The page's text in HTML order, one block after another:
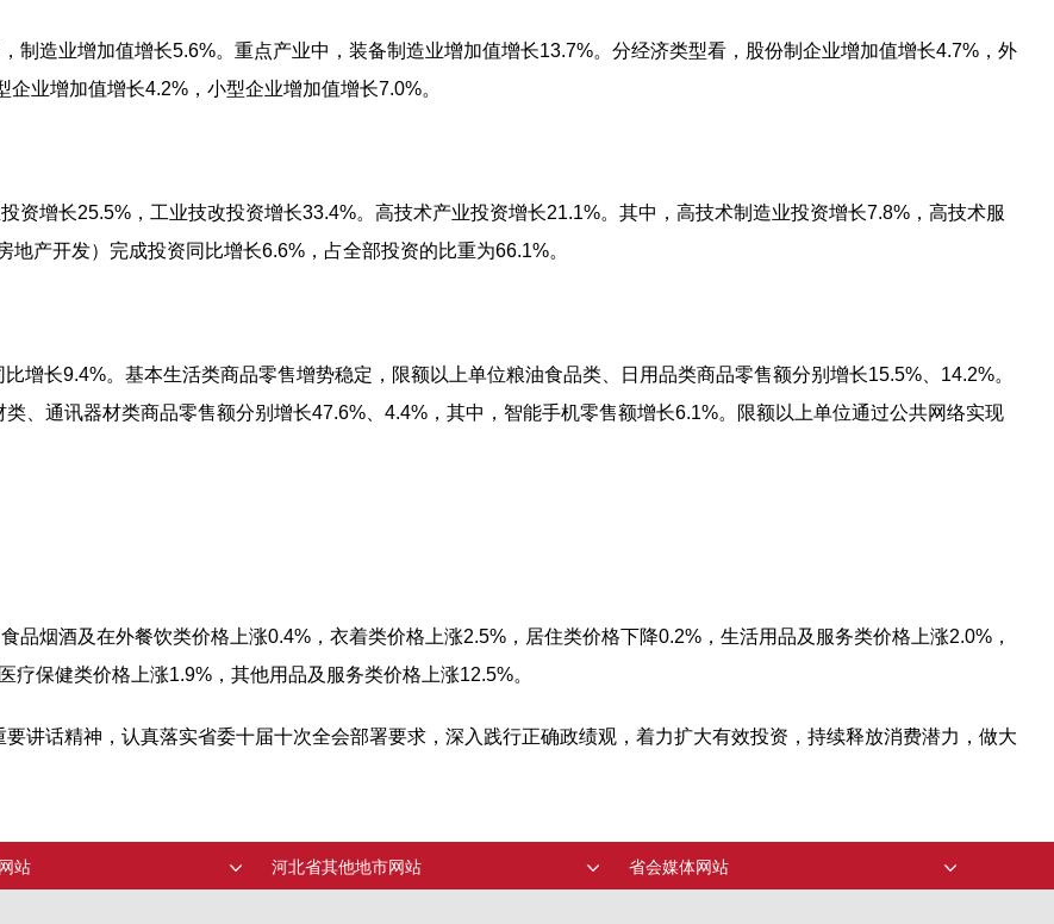
制造业增加值增长5.6%。重点产业中，装备制造业增加值增长13.7%。分经济类型看，股份制企业增加值增长4.7%，外
业增加值增长4.2%，小型企业增加值增长7.0%。
资增长25.5%，工业技改投资增长33.4%。高技术产业投资增长21.1%。其中，高技术制造业投资增长7.8%，高技术服
产开发）完成投资同比增长6.6%，占全部投资的比重为66.1%。
增长9.4%。基本生活类商品零售增势稳定，限额以上单位粮油食品类、日用品类商品零售额分别增长15.5%、14.2%。
、通讯器材类商品零售额分别增长47.6%、4.4%，其中，智能手机零售额增长6.1%。限额以上单位通过公共网络实现
品烟酒及在外餐饮类价格上涨0.4%，衣着类价格上涨2.5%，居住类价格下降0.2%，生活用品及服务类价格上涨2.0%，
保健类价格上涨1.9%，其他用品及服务类价格上涨12.5%。
讲话精神，认真落实省委十届十次全会部署要求，深入践行正确政绩观，着力扩大有效投资，持续释放消费潜力，做大